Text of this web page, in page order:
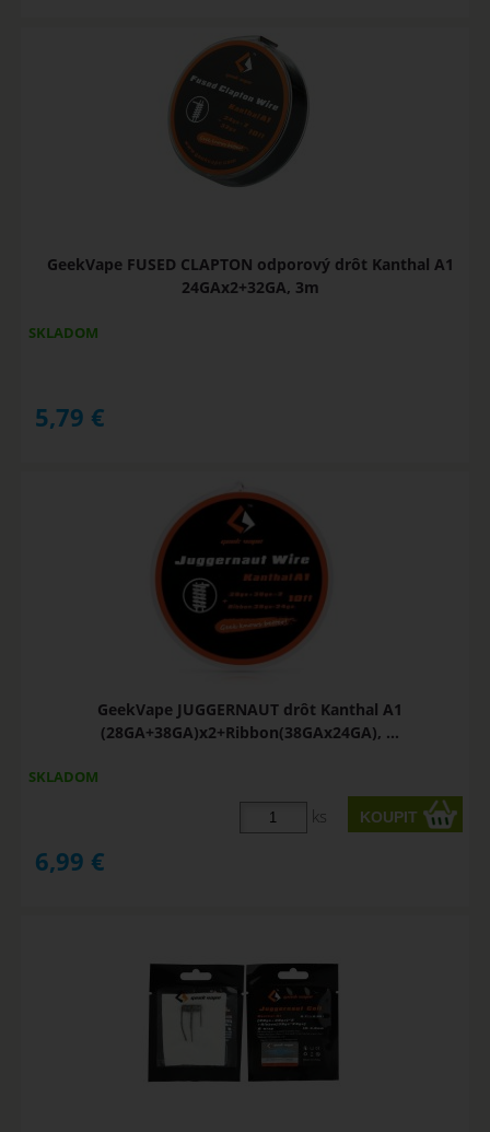
GeekVape FUSED CLAPTON odporový drôt Kanthal A1
24GAx2+32GA, 3m
SKLADOM
5,79 €
GeekVape JUGGERNAUT drôt Kanthal A1
(28GA+38GA)x2+Ribbon(38GAx24GA), ...
SKLADOM
ks
6,99 €